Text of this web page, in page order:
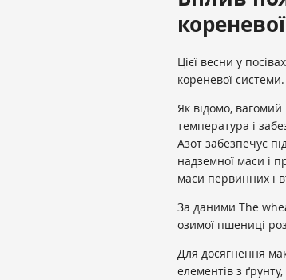
Цієї весни у
кореневої системи.
Як відомо,
температура і
Азот забезпечує
надземної маси і
маси первинних і
За даними The
озимої пшениці
Для досягнення
елементів з